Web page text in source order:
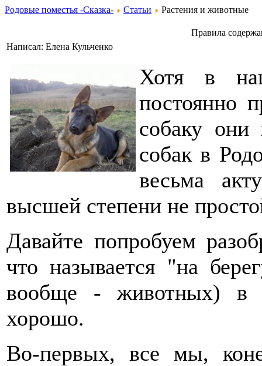
Родовые поместья -Сказка- Статьи Растения и животные
Правила
Написал: Елена Кульченко
Хотя в
постоянно
собаку они
собак в
весьма
высшей степени не
Давайте попробуем
что называется "на
вообще - животных) в
хорошо.
Во-первых, все мы,